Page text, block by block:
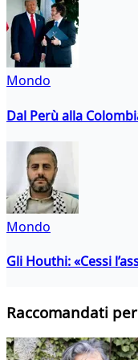
Mondo
Dal Perù alla
Mondo
Gli Houthi: «Cessi
Raccomandati